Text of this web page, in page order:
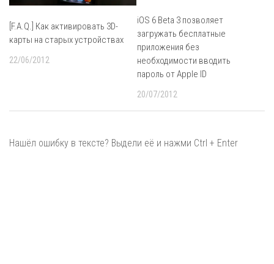
[F.A.Q.] Как активировать 3D-
карты на старых устройствах
22/06/2012
iOS 6 Beta 3 позволяет
загружать бесплатные
приложения без
необходимости вводить
пароль от Apple ID
20/07/2012
Нашёл ошибку в тексте? Выдели её и нажми Ctrl + Enter